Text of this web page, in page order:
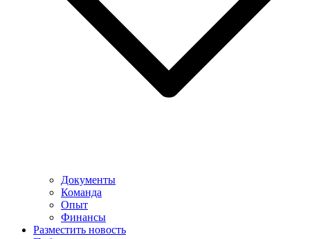
Документы
Команда
Опыт
Финансы
Разместить новость